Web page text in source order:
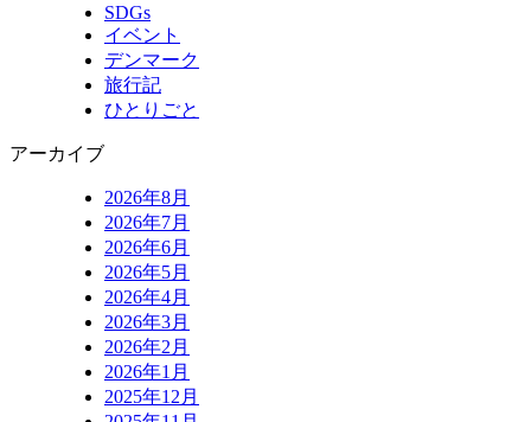
SDGs
イベント
デンマーク
旅行記
ひとりごと
アーカイブ
2026年8月
2026年7月
2026年6月
2026年5月
2026年4月
2026年3月
2026年2月
2026年1月
2025年12月